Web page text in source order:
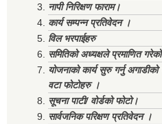
नापी निरिक्षण फाराम।
कार्य सम्पन्न प्रतिवेदन ।
विल भरपाईहरु
समितिको अध्यक्षले प्रमाणित गरेको
योजनाको कार्य सुरु गर्नु
वटा फोटोहरु ।
सूचना पाटी/ वोर्डको फोटो।
सार्वजनिक परिक्षण प्रतिवेदन ।